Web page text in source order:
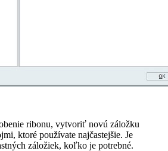
ribonu, vytvoriť novú záložku
ktoré používate najčastejšie. Je
záložiek, koľko je potrebné.